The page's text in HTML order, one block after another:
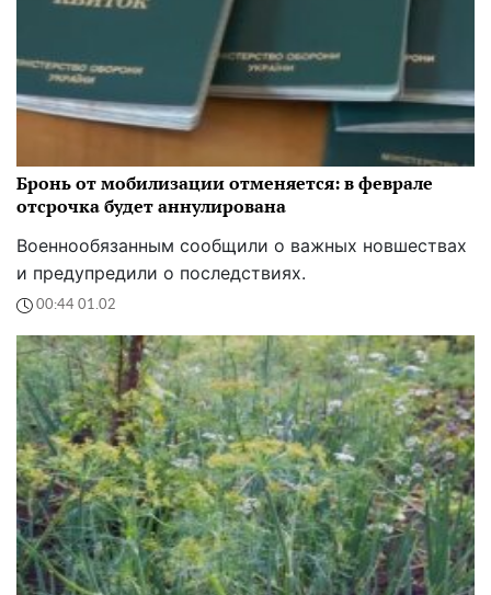
Бронь от мобилизации отменяется: в феврале
отсрочка будет аннулирована
Военнообязанным сообщили о важных новшествах
и предупредили о последствиях.
00:44 01.02